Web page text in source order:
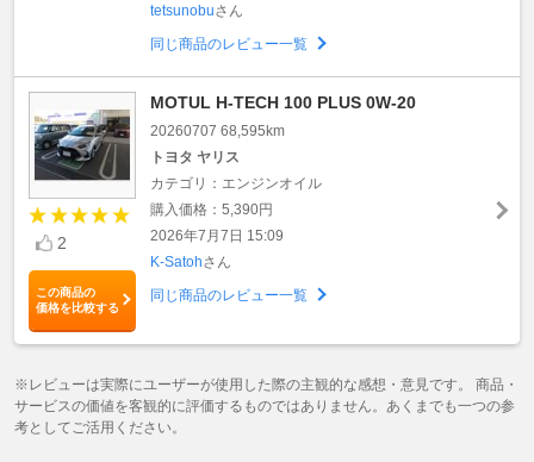
tetsunobuさん
同じ商品のレビュー一覧
2
この商品の
価格を比較する
MOTUL H-TECH 100 PLUS 0W-20
20260707 68,595km
トヨタ ヤリス
カテゴリ：エンジンオイル
購入価格：5,390円
2026年7月7日 15:09
K-Satohさん
同じ商品のレビュー一覧
※レビューは実際にユーザーが使用した際の主観的な感想・意見です。 商品・
サービスの価値を客観的に評価するものではありません。あくまでも一つの参
考としてご活用ください。